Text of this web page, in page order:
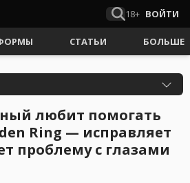
18+ ВОЙТИ
СТАТЬИ БОЛЬШЕ
любит помогать
Ring — исправляет
проблему с глазами